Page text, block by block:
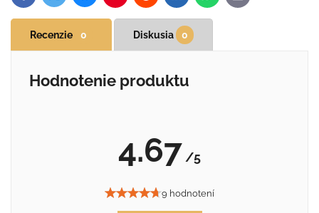
mail
Recenzie 0 Diskusia 0
Hodnotenie produktu
4.67 /5
9 hodnotení